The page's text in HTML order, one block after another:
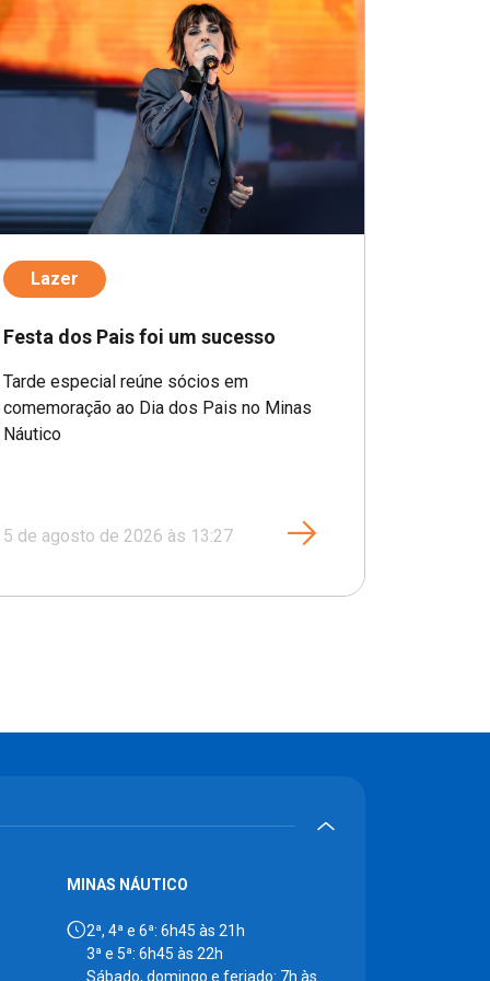
Lazer
Festa dos Pais foi um sucesso
Tarde especial reúne sócios em
comemoração ao Dia dos Pais no Minas
Náutico
5 de agosto de 2026 às 13:27
MINAS NÁUTICO
2ª, 4ª e 6ª: 6h45 às 21h
3ª e 5ª: 6h45 às 22h
Sábado, domingo e feriado: 7h às